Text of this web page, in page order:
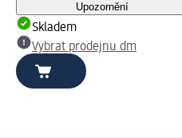
Upozornění
Skladem
Vybrat prodejnu dm